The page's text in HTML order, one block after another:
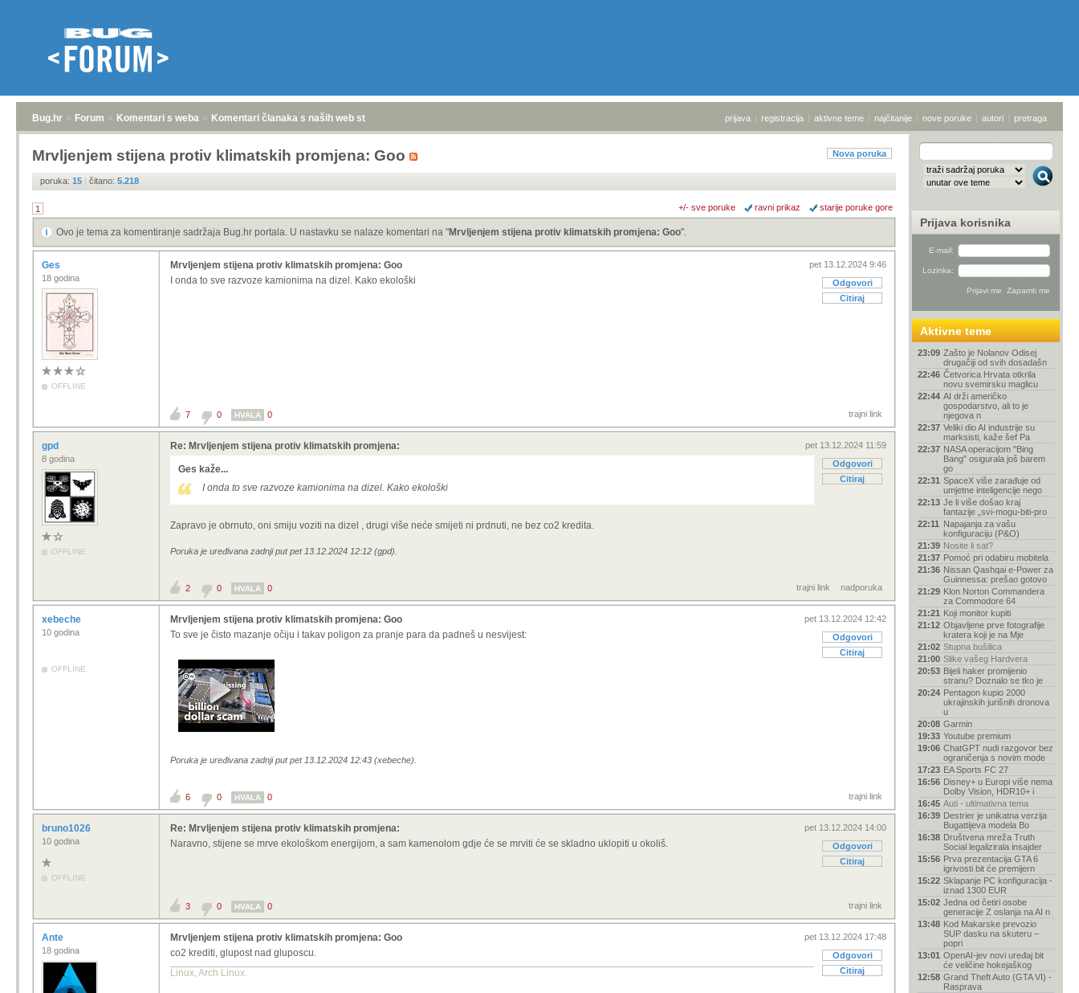
Bug.hr » Forum » Komentari s weba » Komentari članaka s naših web stranica prijava | registracija | aktivne teme | najčitanije | nove poruke | autori | pretraga
Nova poruka
Mrvljenjem stijena protiv klimatskih promjena: Goo
poruka: 15 | čitano: 5.218
1 +/- sve poruke ravni prikaz starije poruke gore
Ovo je tema za komentiranje sadržaja Bug.hr portala. U nastavku se nalaze komentari na "Mrvljenjem stijena protiv klimatskih promjena: Goo".
Ges
18 godina
OFFLINE
pet 13.12.2024 9:46
Odgovori
Citiraj
Mrvljenjem stijena protiv klimatskih promjena: Goo
I onda to sve razvoze kamionima na dizel. Kako ekološki
trajni link
7 0 HVALA 0
gpd
8 godina
OFFLINE
pet 13.12.2024 11:59
Odgovori
Citiraj
Re: Mrvljenjem stijena protiv klimatskih promjena:
Ges kaže...
I onda to sve razvoze kamionima na dizel. Kako ekološki
Zapravo je obrnuto, oni smiju voziti na dizel , drugi više neće smijeti ni prdnuti, ne bez co2 kredita.
Poruka je uređivana zadnji put pet 13.12.2024 12:12 (gpd).
trajni link nadporuka
2 0 HVALA 0
xebeche
10 godina
OFFLINE
pet 13.12.2024 12:42
Odgovori
Citiraj
Mrvljenjem stijena protiv klimatskih promjena: Goo
To sve je čisto mazanje očiju i takav poligon za pranje para da padneš u nesvijest:
Poruka je uređivana zadnji put pet 13.12.2024 12:43 (xebeche).
trajni link
6 0 HVALA 0
bruno1026
10 godina
OFFLINE
pet 13.12.2024 14:00
Odgovori
Citiraj
Re: Mrvljenjem stijena protiv klimatskih promjena:
Naravno, stijene se mrve ekološkom energijom, a sam kamenolom gdje će se mrviti će se skladno uklopiti u okoliš.
trajni link
3 0 HVALA 0
Ante
18 godina
pet 13.12.2024 17:48
Odgovori
Citiraj
Mrvljenjem stijena protiv klimatskih promjena: Goo
co2 krediti, glupost nad gluposcu.
Linux, Arch Linux.
Prijava korisnika
E-mail:
Lozinka:
Aktivne teme
23:09 Zašto je Nolanov Odisej
drugačiji od svih dosadašn
22:46 Četvorica Hrvata otkrila
novu svemirsku maglicu
22:44 AI drži američko
gospodarstvo, ali to je
njegova n
22:37 Veliki dio AI industrije su
marksisti, kaže šef Pa
22:37 NASA operacijom "Bing
Bang" osigurala još barem
go
22:31 SpaceX više zarađuje od
umjetne inteligencije nego
22:13 Je li više došao kraj
fantazije „svi-mogu-biti-pro
22:11 Napajanja za vašu
konfiguraciju (P&O)
21:39 Nosite li sat?
21:37 Pomoć pri odabiru mobitela
21:36 Nissan Qashqai e-Power za
Guinnessa: prešao gotovo
21:29 Klon Norton Commandera
za Commodore 64
21:21 Koji monitor kupiti
21:12 Objavljene prve fotografije
kratera koji je na Mje
21:02 Stupna bušilica
21:00 Slike vašeg Hardvera
20:53 Bijeli haker promijenio
stranu? Doznalo se tko je
20:24 Pentagon kupio 2000
ukrajinskih jurišnih dronova
u
20:08 Garmin
19:33 Youtube premium
19:06 ChatGPT nudi razgovor bez
ograničenja s novim mode
17:23 EA Sports FC 27
16:56 Disney+ u Europi više nema
Dolby Vision, HDR10+ i
16:45 Auti - ultimativna tema
16:39 Destrier je unikatna verzija
Bugattijeva modela Bo
16:38 Društvena mreža Truth
Social legalizirala insajder
15:56 Prva prezentacija GTA 6
igrivosti bit će premijern
15:22 Sklapanje PC konfiguracija -
iznad 1300 EUR
15:02 Jedna od četiri osobe
generacije Z oslanja na AI n
13:48 Kod Makarske prevozio
SUP dasku na skuteru –
popri
13:01 OpenAI-jev novi uređaj bit
će veličine hokejaškog
12:58 Grand Theft Auto (GTA VI) -
Rasprava